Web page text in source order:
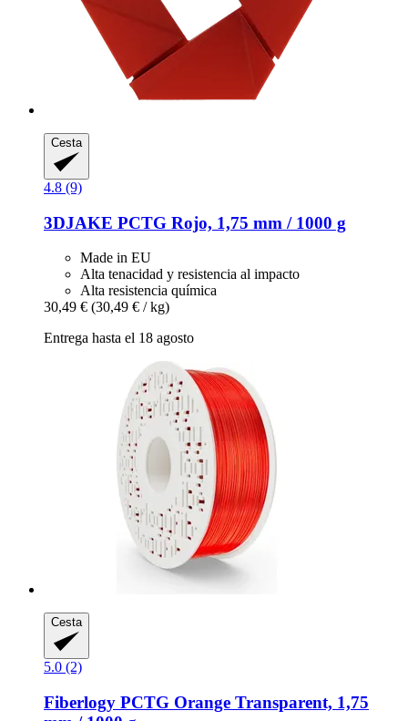
Cesta
4.8 (9)
3DJAKE PCTG Rojo, 1,75 mm / 1000 g
Made in EU
Alta tenacidad y resistencia al impacto
Alta resistencia química
30,49 € (30,49 € / kg)
Entrega hasta el 18 agosto
Cesta
5.0 (2)
Fiberlogy PCTG Orange Transparent, 1,75